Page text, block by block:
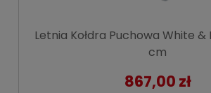
Letnia Kołdra Puchowa White &
cm
867,00 zł